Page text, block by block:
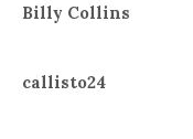
Billy Collins
callisto24